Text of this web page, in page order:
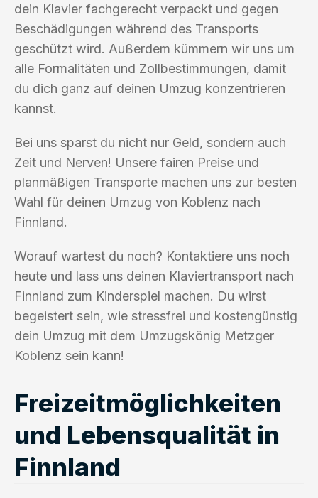
dein Klavier fachgerecht verpackt und gegen
Beschädigungen während des Transports
geschützt wird. Außerdem kümmern wir uns um
alle Formalitäten und Zollbestimmungen, damit
du dich ganz auf deinen Umzug konzentrieren
kannst.
Bei uns sparst du nicht nur Geld, sondern auch
Zeit und Nerven! Unsere fairen Preise und
planmäßigen Transporte machen uns zur besten
Wahl für deinen Umzug von Koblenz nach
Finnland.
Worauf wartest du noch? Kontaktiere uns noch
heute und lass uns deinen Klaviertransport nach
Finnland zum Kinderspiel machen. Du wirst
begeistert sein, wie stressfrei und kostengünstig
dein Umzug mit dem Umzugskönig Metzger
Koblenz sein kann!
Freizeitmöglichkeiten
und Lebensqualität in
Finnland